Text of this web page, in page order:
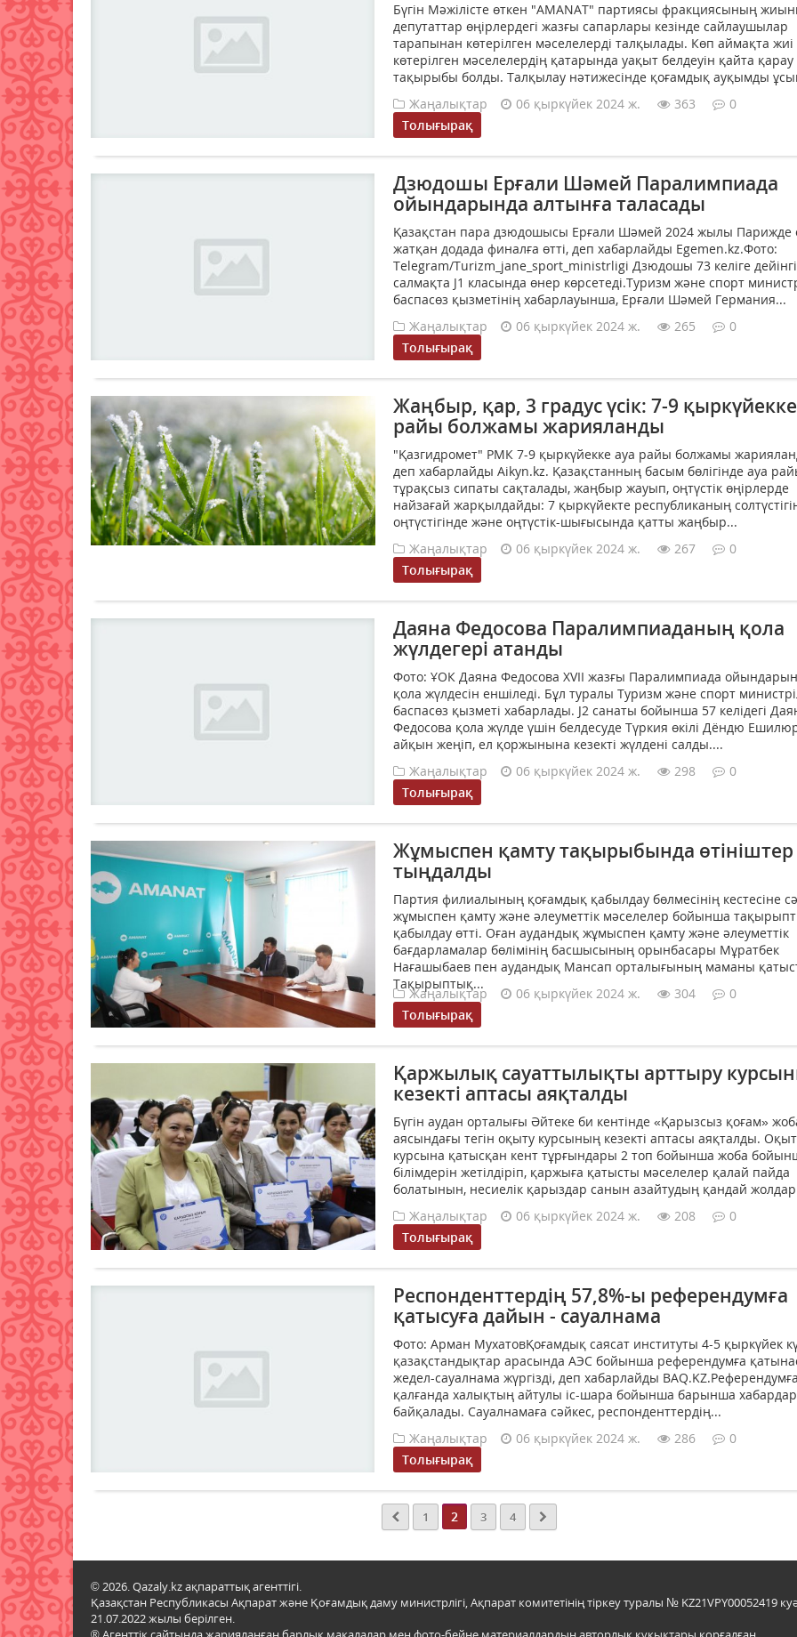
Бүгін Мәжілісте өткен "AMANAT" партиясы фракциясының
депутаттар өңірлердегі жазғы сапарлары кезінде сайлаушылар
тарапынан көтерілген мәселелерді талқылады. Көп аймақта жиі
көтерілген мәселелердің қатарында уақыт белдеуін қайта қарау
тақырыбы болды. Талқылау нәтижесінде қоғамдық ауқымды
Жаңалықтар
06 қыркүйек 2024 ж. 363
0
Толығырақ
Дзюдошы Ерғали Шәмей Паралимпиада
ойындарында алтынға таласады
Қазақстан пара дзюдошысы Ерғали Шәмей 2024 жылы Парижде
жатқан додада финалға өтті, деп хабарлайды Egemen.kz.Фото:
Telegram/Turizm_jane_sport_ministrligi Дзюдошы 73 келіге дейінгі
салмақта J1 класында өнер көрсетеді.Туризм және спорт
баспасөз қызметінің хабарлауынша, Ерғали Шәмей Германия...
Жаңалықтар
06 қыркүйек 2024 ж. 265
0
Толығырақ
Жаңбыр, қар, 3 градус үсік: 7-9
райы болжамы жарияланды
"Қазгидромет" РМК 7-9 қыркүйекке ауа райы болжамы
деп хабарлайды Aikyn.kz. Қазақстанның басым бөлігінде ауа
тұрақсыз сипаты сақталады, жаңбыр жауып, оңтүстік өңірлерде
найзағай жарқылдайды: 7 қыркүйекте республиканың
оңтүстігінде және оңтүстік-шығысында қатты жаңбыр...
Жаңалықтар
06 қыркүйек 2024 ж. 267
0
Толығырақ
Даяна Федосова Паралимпиаданың қола
жүлдегері атанды
Фото: ҰОК Даяна Федосова XVII жазғы Паралимпиада
қола жүлдесін еншіледі. Бұл туралы Туризм және спорт
баспасөз қызметі хабарлады. J2 санаты бойынша 57 келідегі
Федосова қола жүлде үшін белдесуде Түркия өкілі Дёндю
айқын жеңіп, ел қоржынына кезекті жүлдені салды....
Жаңалықтар
06 қыркүйек 2024 ж. 298
0
Толығырақ
Жұмыспен қамту тақырыбында өтініштер
тыңдалды
Партия филиалының қоғамдық қабылдау бөлмесінің кестесіне
жұмыспен қамту және әлеуметтік мәселелер бойынша
қабылдау өтті. Оған аудандық жұмыспен қамту және әлеуметтік
бағдарламалар бөлімінің басшысының орынбасары Мұратбек
Нағашыбаев пен аудандық Мансап орталығының маманы
Тақырыптық...
Жаңалықтар 06 қыркүйек 2024 ж. 304
0
Толығырақ
Қаржылық сауаттылықты арттыру
кезекті аптасы аяқталды
Бүгін аудан орталығы Әйтеке би кентінде «Қарызсыз қоғам»
аясындағы тегін оқыту курсының кезекті аптасы аяқталды.
курсына қатысқан кент тұрғындары 2 топ бойынша жоба
білімдерін жетілдіріп, қаржыға қатысты мәселелер қалай пайда
болатынын, несиелік қарыздар санын азайтудың қандай
Жаңалықтар
06 қыркүйек 2024 ж. 208
0
Толығырақ
Респонденттердің 57,8%-ы референдумға
қатысуға дайын - сауалнама
Фото: Арман МухатовҚоғамдық саясат институты 4-5 қыркүйек
қазақстандықтар арасында АЭС бойынша референдумға
жедел-сауалнама жүргізді, деп хабарлайды
қалғанда халықтың айтулы іс-шара бойынша барынша хабардар
байқалады. Сауалнамаға сәйкес, респонденттердің...
Жаңалықтар
06 қыркүйек 2024 ж. 286
0
Толығырақ
1 2 3 4
© 2026. Qazaly.kz ақпараттық агенттігі.
Қазақстан Республикасы Ақпарат және Қоғамдық даму министрлігі, Ақпарат комитетінің тіркеу туралы № KZ21VPY00052419
21.07.2022 жылы берілген.